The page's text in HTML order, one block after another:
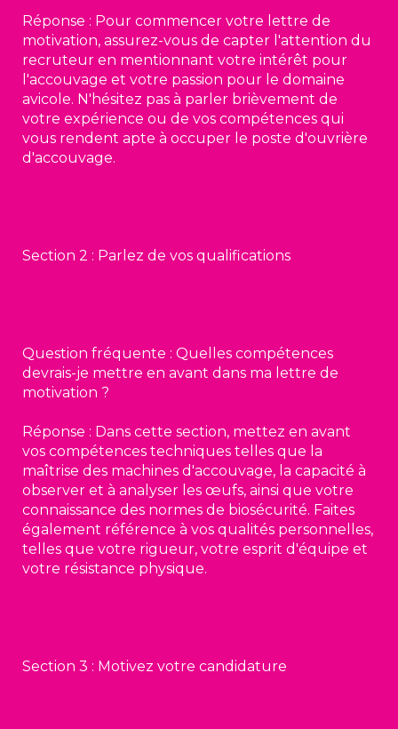
Réponse : Pour commencer votre lettre de
motivation, assurez-vous de capter l'attention du
recruteur en mentionnant votre intérêt pour
l'accouvage et votre passion pour le domaine
avicole. N'hésitez pas à parler brièvement de
votre expérience ou de vos compétences qui
vous rendent apte à occuper le poste d'ouvrière
d'accouvage.
Section 2 : Parlez de vos qualifications
Question fréquente : Quelles compétences
devrais-je mettre en avant dans ma lettre de
motivation ?
Réponse : Dans cette section, mettez en avant
vos compétences techniques telles que la
maîtrise des machines d'accouvage, la capacité à
observer et à analyser les œufs, ainsi que votre
connaissance des normes de biosécurité. Faites
également référence à vos qualités personnelles,
telles que votre rigueur, votre esprit d'équipe et
votre résistance physique.
Section 3 : Motivez votre candidature